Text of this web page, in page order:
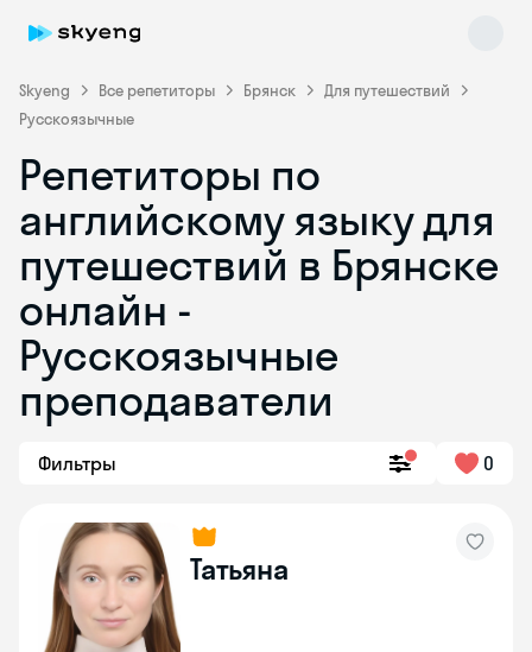
Skyeng Все репетиторы Брянск
Для путешествий
Русскоязычные
Репетиторы по
английскому языку для
путешествий в Брянске
онлайн -
Русскоязычные
преподаватели
Фильтры 0
Татьяна
Skyeng Chat